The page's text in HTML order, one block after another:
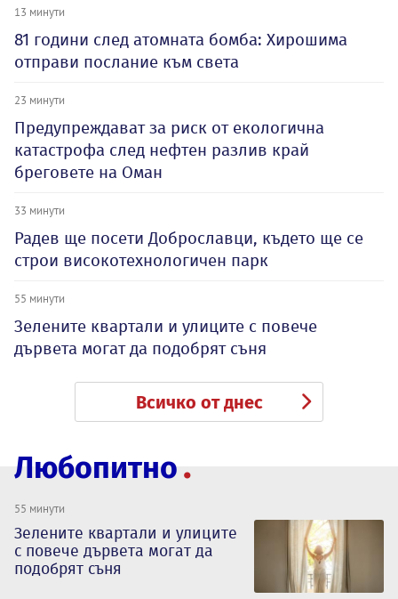
13 минути
81 години след атомната бомба: Хирошима
отправи послание към света
23 минути
Предупреждават за риск от екологична
катастрофа след нефтен разлив край
бреговете на Оман
33 минути
Радев ще посети Доброславци, където ще се
строи високотехнологичен парк
55 минути
Зелените квартали и улиците с повече
дървета могат да подобрят съня
Всичко от днес
Любопитно
55 минути
Зелените квартали и улиците
с повече дървета могат да
подобрят съня